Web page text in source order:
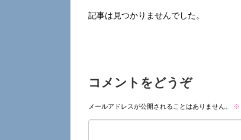
記事は見つかりませんでした。
コメントをどうぞ
メールアドレスが公開されることはありません。 ※